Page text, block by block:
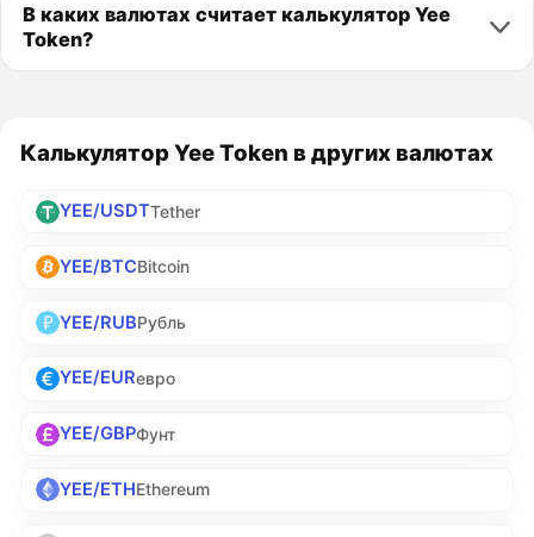
В каких валютах считает калькулятор Yee
Token?
Калькулятор Yee Token в других валютах
YEE/USDTTether
YEE/BTCBitcoin
YEE/RUBРубль
YEE/EURевро
YEE/GBPФунт
YEE/ETHEthereum